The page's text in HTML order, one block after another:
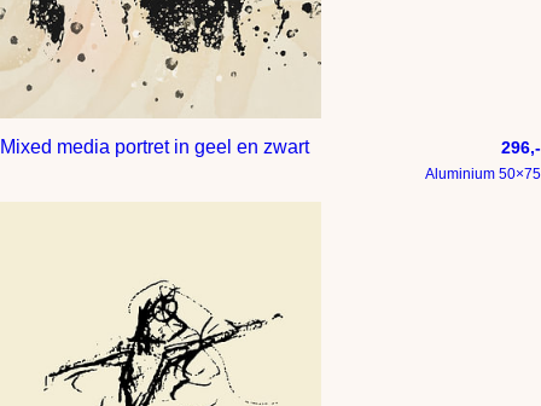
Mixed media portret in geel en zwart 296,-
Aluminium 50×75